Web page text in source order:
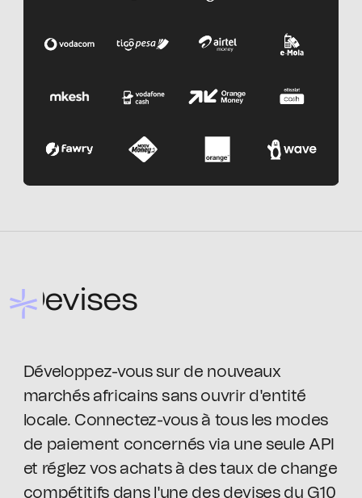
Devises
Développez-vous sur de nouveaux
marchés africains sans ouvrir d'entité
locale. Connectez-vous à tous les modes
de paiement concernés via une seule API
et réglez vos achats à des taux de change
compétitifs dans l'une des devises du G10